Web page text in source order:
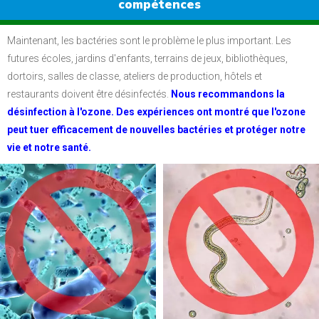
compétences
Maintenant, les bactéries sont le problème le plus important. Les
futures écoles, jardins d'enfants, terrains de jeux, bibliothèques,
dortoirs, salles de classe, ateliers de production, hôtels et
restaurants doivent être désinfectés. Nous recommandons la
désinfection à l'ozone. Des expériences ont montré que l'ozone
peut tuer efficacement de nouvelles bactéries et protéger notre
vie et notre santé.